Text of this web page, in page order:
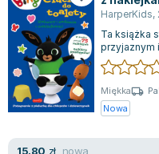
Piotr Kościelny
Jan Piński
Zygmunt Freud
Agata Passent
Michel Moran
HarperKids,
Ta książka
przyjaznym
stopniowo...
Miękka
Nowa
15.80 zł nowa